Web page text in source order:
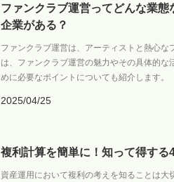
ファンクラブ運営ってどんな業
企業がある？
ファンクラブ運営は、アーティストと熱心
は、ファンクラブ運営の魅力やその具体的
めに必要なポイントについても紹介します。
2025/04/25
複利計算を簡単に！知って得する
資産運用において複利の考えを知ることは